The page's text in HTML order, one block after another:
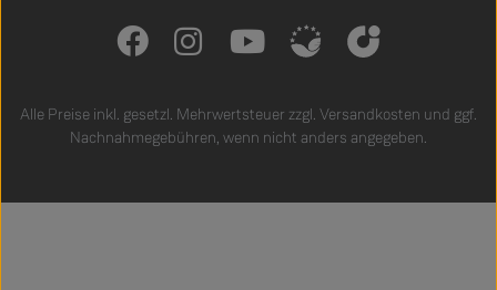
Alle Preise inkl. gesetzl. Mehrwertsteuer zzgl. Versandkosten und ggf.
Nachnahmegebühren, wenn nicht anders angegeben.